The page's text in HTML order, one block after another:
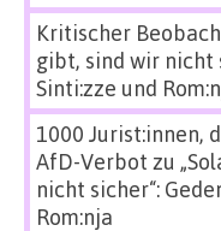
Kritischer
gibt, sind wir nicht
Sinti:zze und
1000 Jurist:innen,
AfD-Verbot zu
nicht sicher“:
Rom:nja